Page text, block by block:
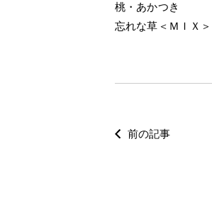
桃・あかつき
忘れな草＜ＭＩＸ＞
前の記事